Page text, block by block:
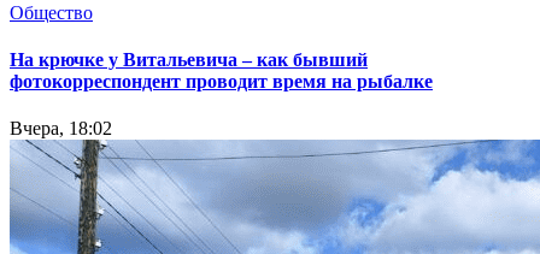
Общество
На крючке у Витальевича – как бывший
фотокорреспондент проводит время на рыбалке
Вчера, 18:02